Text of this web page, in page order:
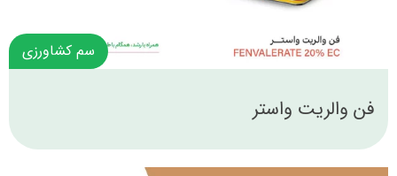
سم کشاورزی
فن والریت واستر